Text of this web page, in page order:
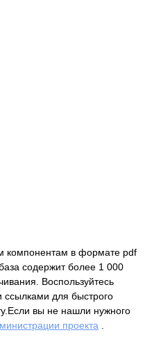
компонентам в формате pdf
содержит более 1 000
Воспользуйтесь
для быстрого
вы не нашли нужного
проекта